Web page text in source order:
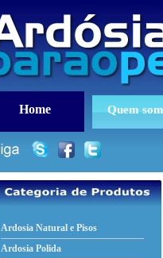
Home Quem
Ardosia Natural e Pisos
Ardosia Polida